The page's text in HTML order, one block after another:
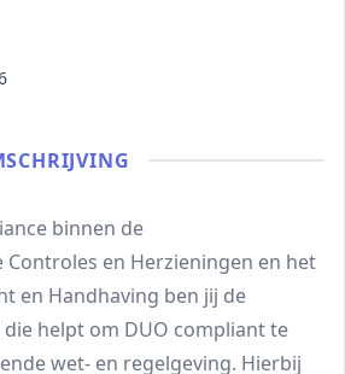
binnen de
en Herzieningen en het
en Handhaving ben jij de
helpt om DUO compliant te
wet- en regelgeving. Hierbij